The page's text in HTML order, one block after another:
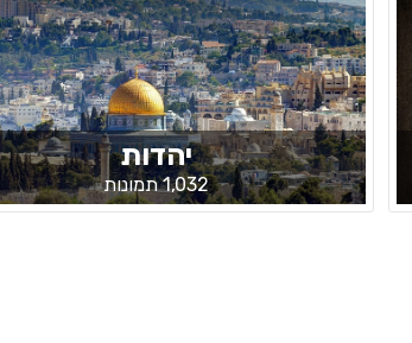
יהדות
1,032 תמונות